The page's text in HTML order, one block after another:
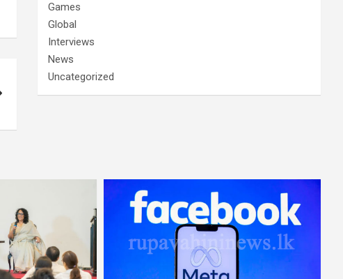
Games
Global
Interviews
News
Uncategorized